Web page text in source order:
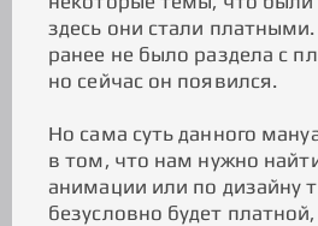
здесь они стали
ранее не было раздела с
но сейчас он появился.
Но сама суть данного
в том, что нам нужно
анимации или по дизайну
безусловно будет